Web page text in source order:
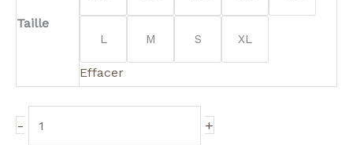
Taille
L M S XL
Effacer
- +